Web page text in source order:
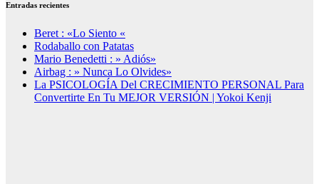
Entradas recientes
Beret : «Lo Siento «
Rodaballo con Patatas
Mario Benedetti : » Adiós»
Airbag : » Nunca Lo Olvides»
La PSICOLOGÍA Del CRECIMIENTO PERSONAL Para
Convertirte En Tu MEJOR VERSIÓN | Yokoi Kenji